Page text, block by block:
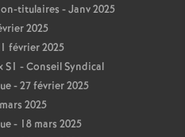
titulaires - Janv 2025
2025
février 2025
- Conseil Syndical
- 27 février 2025
2025
- 18 mars 2025